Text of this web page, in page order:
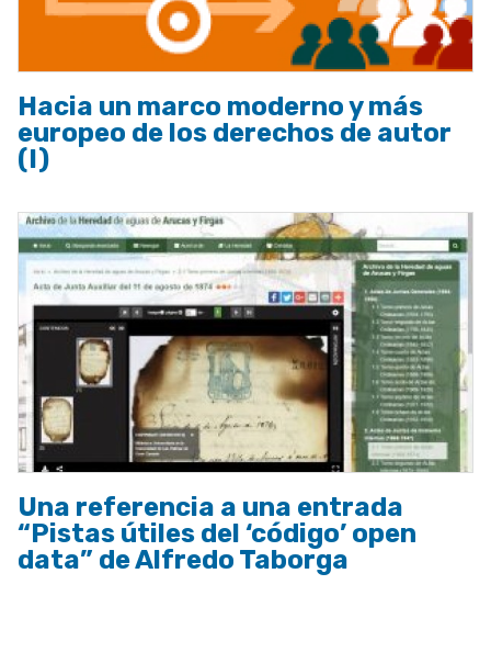
Hacia un marco moderno y más
europeo de los derechos de autor
(I)
Una referencia a una entrada
“Pistas útiles del ‘código’ open
data” de Alfredo Taborga